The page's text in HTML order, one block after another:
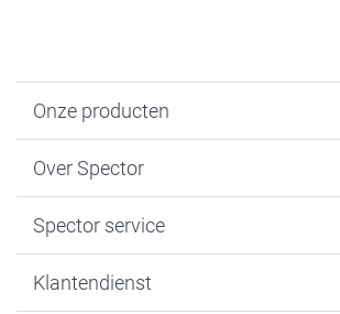
Onze producten
Kaartjes
Fotoboeken
Fotoprints, Fotoposter & Fotoalbum met
Over Spector
Sitemap
Privacybeleid
Spector service
smartbonus
Klantendienst